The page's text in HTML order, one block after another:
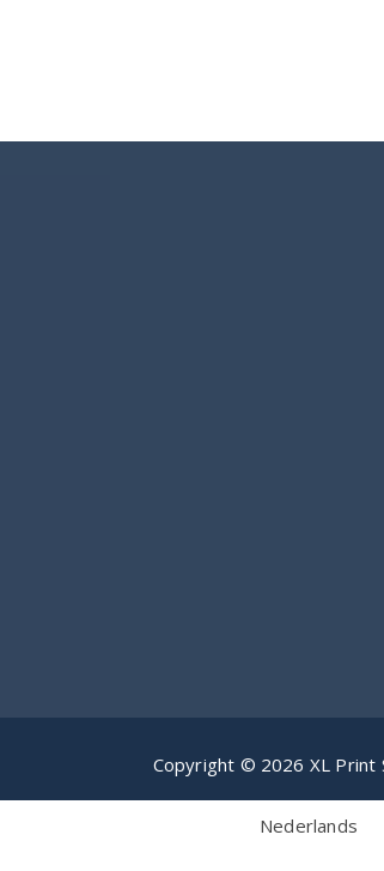
Copyright © 2026 XL Print
Nederlands